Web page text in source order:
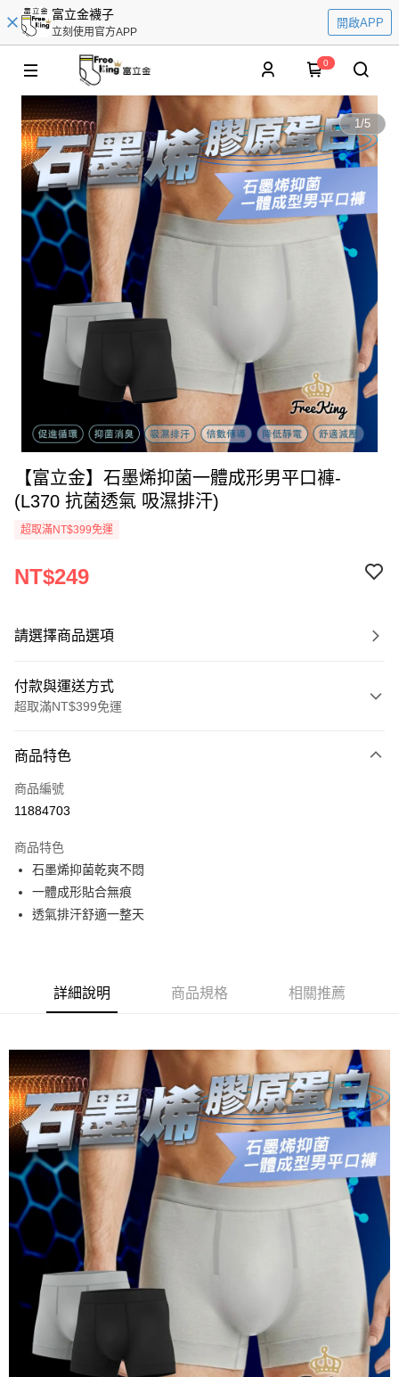
富立金襪子
立刻使用官方APP
開啟APP
0
1/5
【富立金】石墨烯抑菌一體成形男平口褲-
(L370 抗菌透氣 吸濕排汗)
超取滿NT$399免運
NT$249
請選擇商品選項
付款與運送方式
超取滿NT$399免運
信用卡一次付款
超商取貨付款
Apple Pay
街口支付
每筆NT$65，滿NT$399(含以上)免運費
7-11取貨付款
每筆NT$65，滿NT$399(含以上)免運費
宅配
每筆NT$100，滿NT$399(含以上)免運費
商品特色
商品編號
11884703
商品特色
石墨烯抑菌乾爽不悶
一體成形貼合無痕
透氣排汗舒適一整天
詳細說明 商品規格 相關推薦